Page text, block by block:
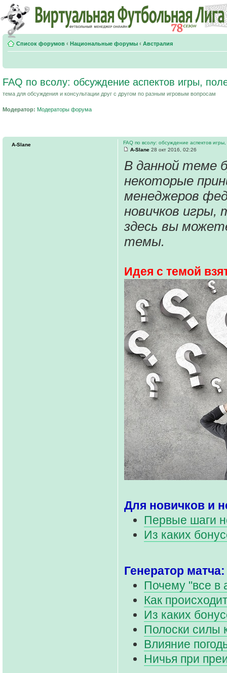
Список форумов ‹ Национальные форумы ‹ Австралия
FAQ по всолу: обсуждение аспектов игры,
тема для обсуждения и консультации друг с другом по разным игровым вопросам
Модератор: Модераторы форума
FAQ по всолу: обсуждение аспектов
A-Slane 28 окт 2016, 02:26
В данной теме
некоторые
менеджеров
новичков игры,
здесь вы
темы.
Идея с темой
Для новичков и
Первые шаги
Из каких
Генератор матча:
Почему "все в
Как
Из каких
Полоски силы
Влияние
Ничья при
A-Slane